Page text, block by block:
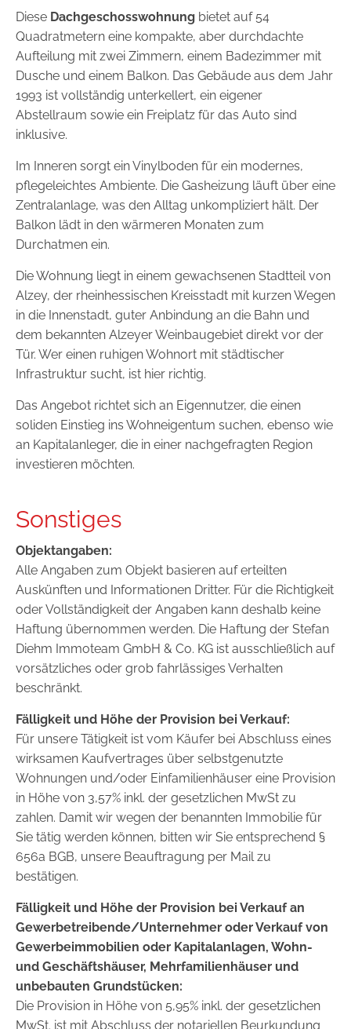
Diese Dachgeschosswohnung bietet auf 54
Quadratmetern eine kompakte, aber durchdachte
Aufteilung mit zwei Zimmern, einem Badezimmer mit
Dusche und einem Balkon. Das Gebäude aus dem Jahr
1993 ist vollständig unterkellert, ein eigener
Abstellraum sowie ein Freiplatz für das Auto sind
inklusive.
Im Inneren sorgt ein Vinylboden für ein modernes,
pflegeleichtes Ambiente. Die Gasheizung läuft über eine
Zentralanlage, was den Alltag unkompliziert hält. Der
Balkon lädt in den wärmeren Monaten zum
Durchatmen ein.
Die Wohnung liegt in einem gewachsenen Stadtteil von
Alzey, der rheinhessischen Kreisstadt mit kurzen Wegen
in die Innenstadt, guter Anbindung an die Bahn und
dem bekannten Alzeyer Weinbaugebiet direkt vor der
Tür. Wer einen ruhigen Wohnort mit städtischer
Infrastruktur sucht, ist hier richtig.
Das Angebot richtet sich an Eigennutzer, die einen
soliden Einstieg ins Wohneigentum suchen, ebenso wie
an Kapitalanleger, die in einer nachgefragten Region
investieren möchten.
Sonstiges
Objektangaben:
Alle Angaben zum Objekt basieren auf erteilten
Auskünften und Informationen Dritter. Für die Richtigkeit
oder Vollständigkeit der Angaben kann deshalb keine
Haftung übernommen werden. Die Haftung der Stefan
Diehm Immoteam GmbH & Co. KG ist ausschließlich auf
vorsätzliches oder grob fahrlässiges Verhalten
beschränkt.
Fälligkeit und Höhe der Provision bei Verkauf:
Für unsere Tätigkeit ist vom Käufer bei Abschluss eines
wirksamen Kaufvertrages über selbstgenutzte
Wohnungen und/oder Einfamilienhäuser eine Provision
in Höhe von 3,57% inkl. der gesetzlichen MwSt zu
zahlen. Damit wir wegen der benannten Immobilie für
Sie tätig werden können, bitten wir Sie entsprechend §
656a BGB, unsere Beauftragung per Mail zu
bestätigen.
Fälligkeit und Höhe der Provision bei Verkauf an
Gewerbetreibende/Unternehmer oder Verkauf von
Gewerbeimmobilien oder Kapitalanlagen, Wohn-
und Geschäftshäuser, Mehrfamilienhäuser und
unbebauten Grundstücken:
Die Provision in Höhe von 5,95% inkl. der gesetzlichen
MwSt. ist mit Abschluss der notariellen Beurkundung